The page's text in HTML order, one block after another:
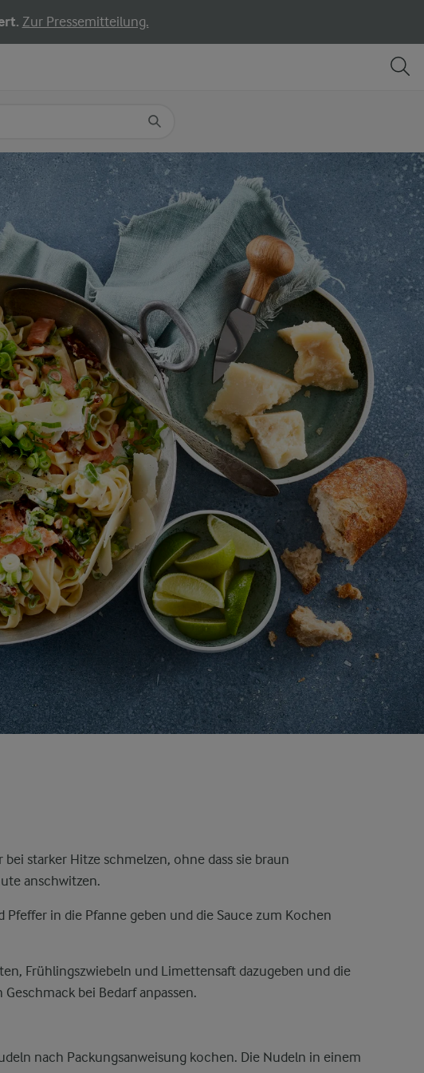
Zur Pressemitteilung.
starker Hitze schmelzen, ohne dass sie braun
anschwitzen.
Pfeffer in die Pfanne geben und die Sauce zum Kochen
Frühlingszwiebeln und Limettensaft dazugeben und die
bei Bedarf anpassen.
nach Packungsanweisung kochen. Die Nudeln in einem